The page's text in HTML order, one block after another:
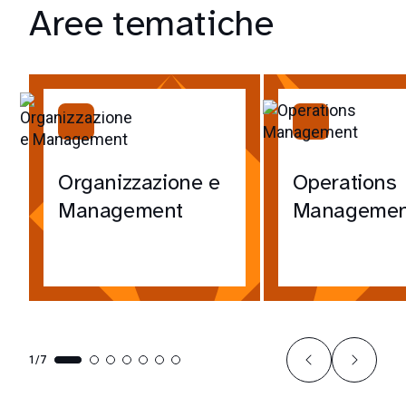
Aree tematiche
Organizzazione e
Management
Operations
1/7